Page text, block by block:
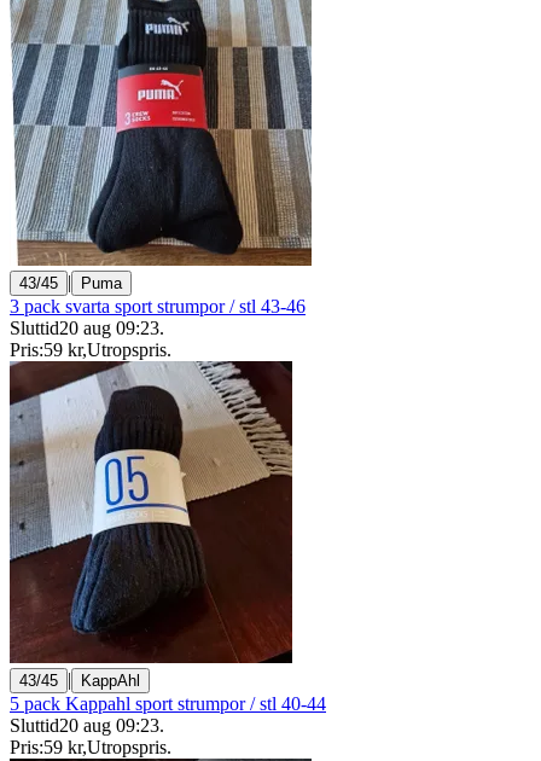
43/45 | Puma
3 pack svarta sport strumpor / stl 43-46
Sluttid20 aug 09:23.
Pris:59 kr,Utropspris.
43/45 | KappAhl
5 pack Kappahl sport strumpor / stl 40-44
Sluttid20 aug 09:23.
Pris:59 kr,Utropspris.